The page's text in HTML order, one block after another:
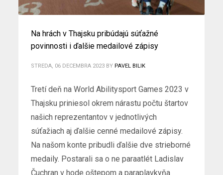
Na hrách v Thajsku pribúdajú súťažné
povinnosti i ďalšie medailové zápisy
STREDA, 06 DECEMBRA 2023 BY PAVEL BILIK
Tretí deň na World Abilitysport Games 2023 v
Thajsku priniesol okrem nárastu počtu štartov
našich reprezentantov v jednotlivých
súťažiach aj ďalšie cenné medailové zápisy.
Na našom konte pribudli ďalšie dve strieborné
medaily. Postarali sa o ne paraatlét Ladislav
Čuchran v hode oštepom a paraplavkyňa